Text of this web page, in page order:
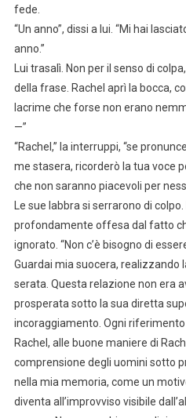
fede.
“Un anno”, dissi a lui. “Mi hai
anno.”
Lui trasalì. Non per il senso di
della frase. Rachel aprì la bocca,
lacrime che forse non erano
—”
“Rachel,” la interruppi, “se
me stasera, ricorderò la tua voce
che non saranno piacevoli per
Le sue labbra si serrarono di
profondamente offesa dal fatto
ignorato. “Non c’è bisogno di
Guardai mia suocera, realizzando
serata. Questa relazione non era
prosperata sotto la sua diretta
incoraggiamento. Ogni
Rachel, alle buone maniere di
comprensione degli uomini sotto
nella mia memoria, come un
diventa all’improvviso visibile